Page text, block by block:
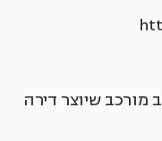
מורכב שיוצר דירה